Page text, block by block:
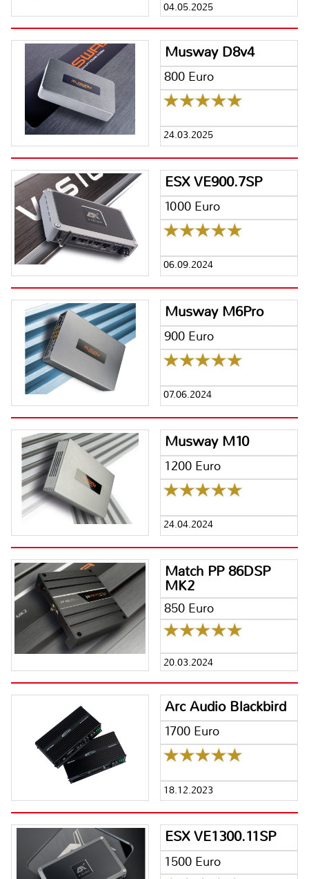
04.05.2025
Musway D8v4
800 Euro
24.03.2025
ESX VE900.7SP
1000 Euro
06.09.2024
Musway M6Pro
900 Euro
07.06.2024
Musway M10
1200 Euro
24.04.2024
Match PP 86DSP
MK2
850 Euro
20.03.2024
Arc Audio Blackbird
1700 Euro
18.12.2023
ESX VE1300.11SP
1500 Euro